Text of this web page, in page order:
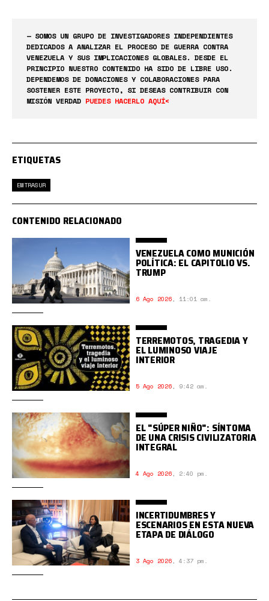
— SOMOS UN GRUPO DE INVESTIGADORES INDEPENDIENTES
DEDICADOS A ANALIZAR EL PROCESO DE GUERRA CONTRA
VENEZUELA Y SUS IMPLICACIONES GLOBALES. DESDE EL
PRINCIPIO NUESTRO CONTENIDO HA SIDO DE LIBRE USO.
DEPENDEMOS DE DONACIONES Y COLABORACIONES PARA
SOSTENER ESTE PROYECTO, SI DESEAS CONTRIBUIR CON
MISIÓN VERDAD PUEDES HACERLO AQUÍ<
ETIQUETAS
EMTRASUR
CONTENIDO RELACIONADO
VENEZUELA COMO MUNICIÓN
POLÍTICA: EL CAPITOLIO VS.
TRUMP
6 Ago 2026, 11:01 am.
TERREMOTOS, TRAGEDIA Y
EL LUMINOSO VIAJE
INTERIOR
5 Ago 2026, 9:42 am.
EL "SÚPER NIÑO": SÍNTOMA
DE UNA CRISIS CIVILIZATORIA
INTEGRAL
4 Ago 2026, 2:40 pm.
INCERTIDUMBRES Y
ESCENARIOS EN ESTA NUEVA
ETAPA DE DIÁLOGO
3 Ago 2026, 4:37 pm.